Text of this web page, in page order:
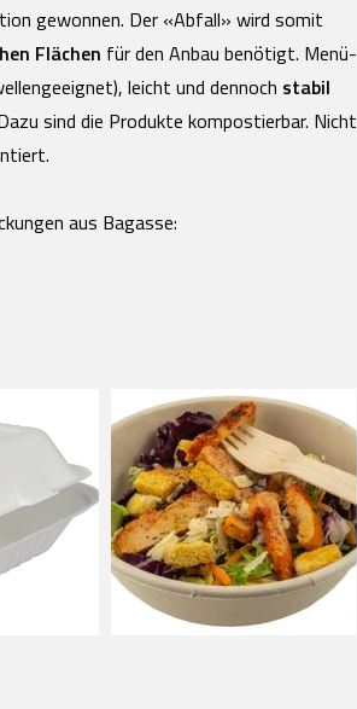
gewonnen. Der «Abfall» wird somit
Flächen für den Anbau benötigt. Menü-
leicht und dennoch stabil
sind die Produkte kompostierbar. Nicht
aus Bagasse: